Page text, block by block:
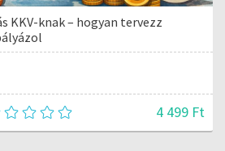
KKV-knak – hogyan tervezz
4 499 Ft